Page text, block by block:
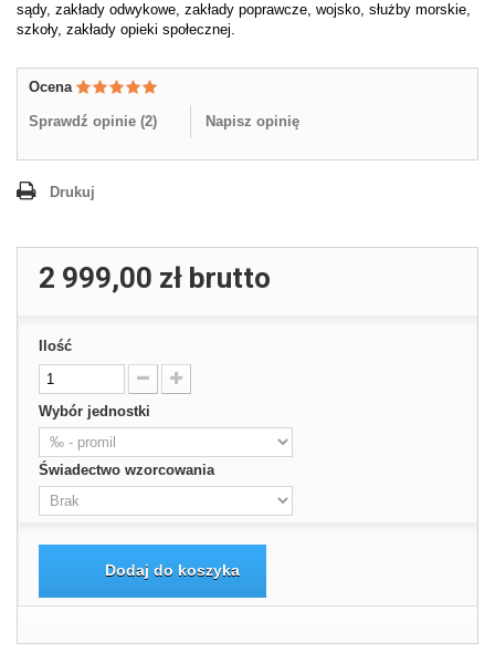
sądy, zakłady odwykowe, zakłady poprawcze, wojsko, służby morskie,
szkoły, zakłady opieki społecznej.
Ocena
Sprawdź opinie (2) Napisz opinię
Drukuj
2 999,00 zł brutto
Ilość
Wybór jednostki
Świadectwo wzorcowania
Dodaj do koszyka